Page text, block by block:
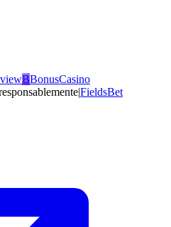
BBonusCasino
|FieldsBet